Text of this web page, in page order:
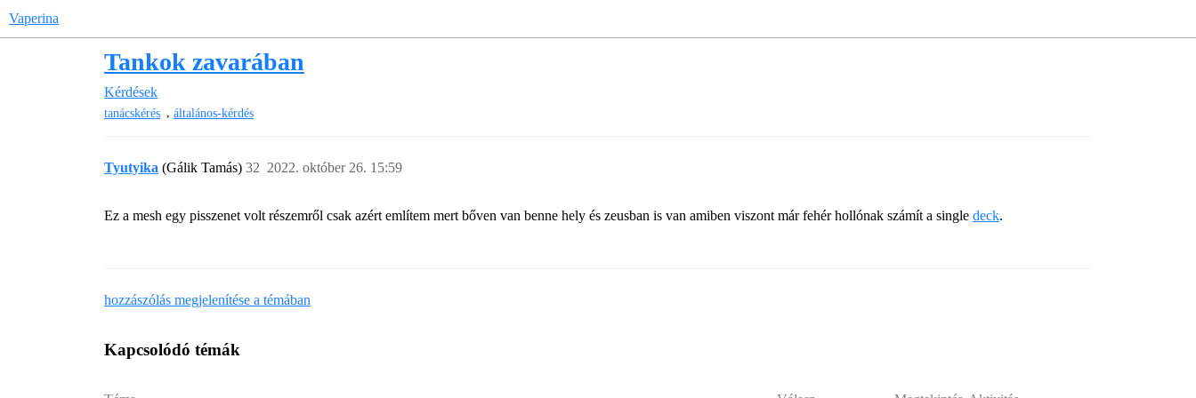
Vaperina
Tankok zavarában
Kérdések
tanácskérés , általános-kérdés
Tyutyika (Gálik Tamás) 2022. október 26. 15:59
32
Ez a mesh egy pisszenet volt részemről csak azért említem mert bőven van benne hely és zeusban is van amiben viszont már fehér hollónak számít a single deck.
hozzászólás megjelenítése a témában
Kapcsolódó témák